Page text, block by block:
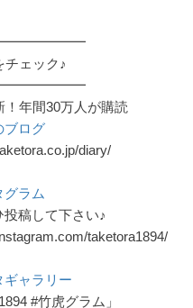
チェック♪
！年間30万人が購読
ブログ
diary/
グラム
稿して下さい♪
taketora1894/
ギャラリー
#竹虎グラム」